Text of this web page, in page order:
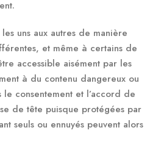
uns aux autres de manière
et même à certains de
accessible aisément par les
à du contenu dangereux ou
consentement et l’accord de
de tête puisque protégées par
seuls ou ennuyés peuvent alors